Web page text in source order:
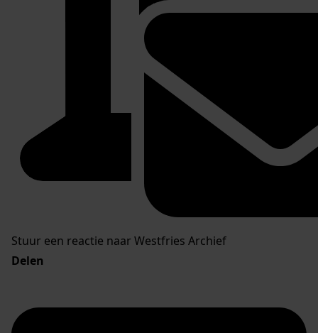
Stuur een reactie naar Westfries Archief
Delen